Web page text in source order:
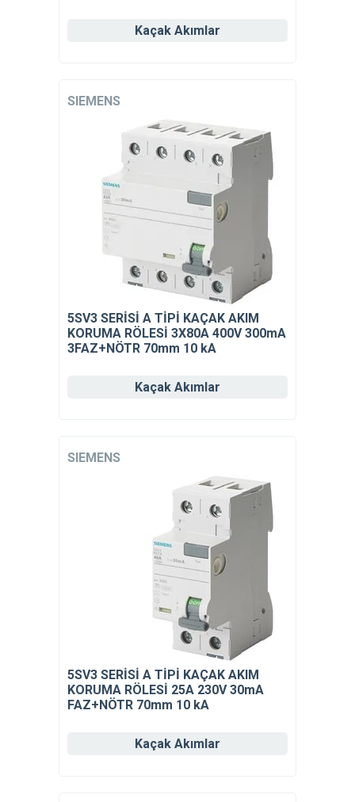
Kaçak Akımlar
SIEMENS
5SV3 SERİSİ A TİPİ KAÇAK AKIM
KORUMA RÖLESİ 3X80A 400V 300mA
3FAZ+NÖTR 70mm 10 kA
Kaçak Akımlar
SIEMENS
5SV3 SERİSİ A TİPİ KAÇAK AKIM
KORUMA RÖLESİ 25A 230V 30mA
FAZ+NÖTR 70mm 10 kA
Kaçak Akımlar